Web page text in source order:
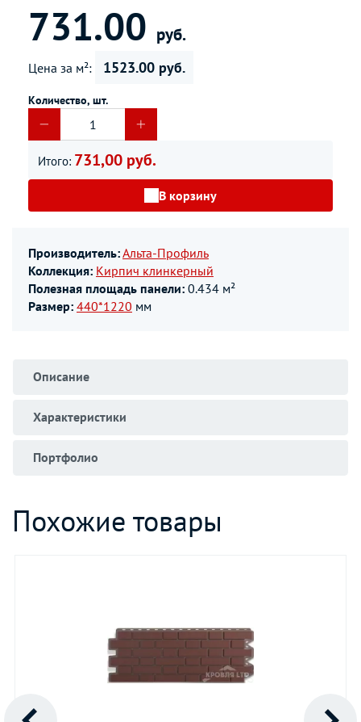
731.00 руб.
Цена за м²: 1523.00 руб.
Количество, шт.
Итого: 731,00 руб.
В корзину
Производитель:Альта-Профиль
Коллекция: Кирпич клинкерный
Полезная площадь панели: 0.434 м²
Размер: 440*1220 мм
Описание
Характеристики
Портфолио
Похожие товары